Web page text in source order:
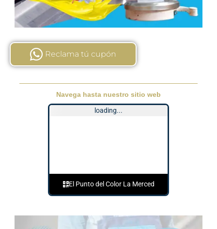
Reclama tú cupón
Navega hasta nuestro sitio web
loading...
El Punto del Color La Merced